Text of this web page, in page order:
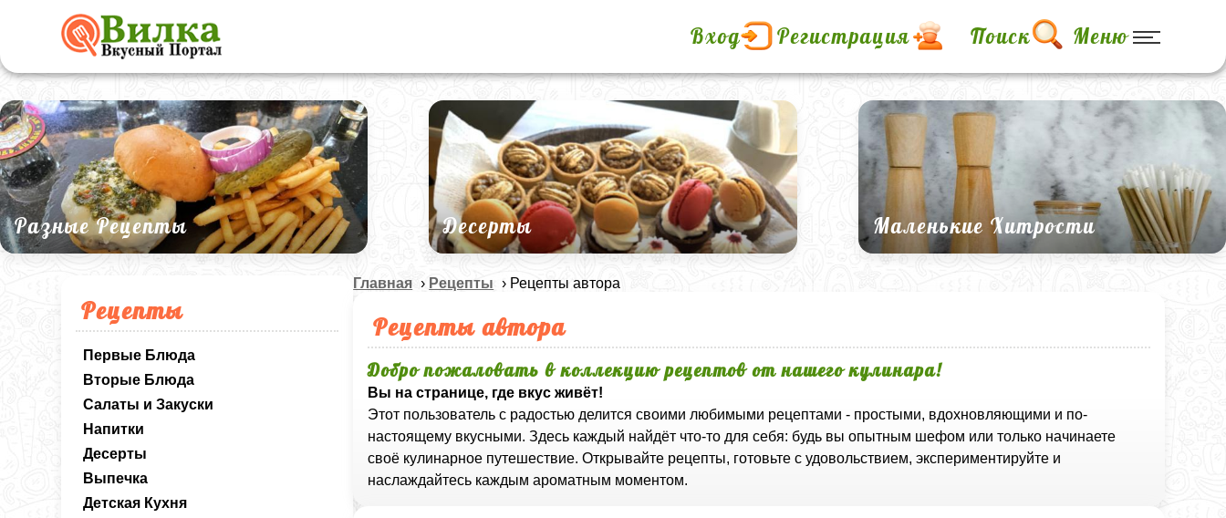
Вход Регистрация Поиск Меню
Разные Рецепты Десерты Маленькие Хитрости
Рецепты
Первые Блюда
Вторые Блюда
Салаты и Закуски
Напитки
Десерты
Выпечка
Детская Кухня
Главная › Рецепты › Рецепты автора
Рецепты автора
Добро пожаловать в коллекцию рецептов от нашего кулинара!
Вы на странице, где вкус живёт!
Этот пользователь с радостью делится своими любимыми рецептами - простыми, вдохновляющими и по-
настоящему вкусными. Здесь каждый найдёт что-то для себя: будь вы опытным шефом или только начинаете
своё кулинарное путешествие. Открывайте рецепты, готовьте с удовольствием, экспериментируйте и
наслаждайтесь каждым ароматным моментом.